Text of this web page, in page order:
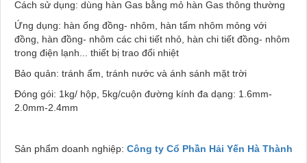
Cách sử dụng: dùng hàn Gas bằng mỏ hàn Gas thông thường
Ứng dụng: hàn ống đồng- nhôm, hàn tấm nhôm mỏng với
đồng, hàn đồng- nhôm các chi tiết nhỏ, hàn chi tiết đồng- nhôm
trong điện lạnh... thiết bị trao đổi nhiệt
Bảo quản: tránh ẩm, tránh nước và ánh sánh mặt trời
Đóng gói: 1kg/ hộp, 5kg/cuộn đường kính đa dạng: 1.6mm-
2.0mm-2.4mm
Sản phẩm doanh nghiệp: Công ty Cổ Phần Hải Yến Hà Thành